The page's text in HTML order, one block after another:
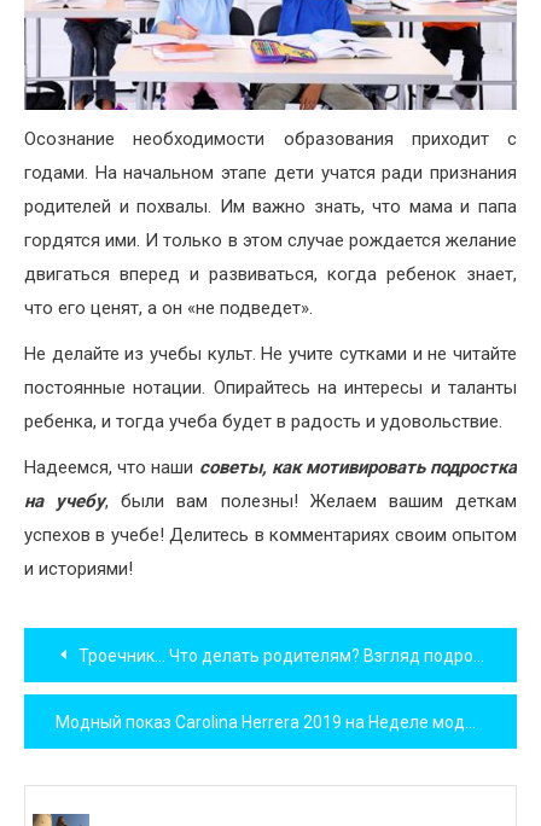
Осознание необходимости образования приходит с
годами. На начальном этапе дети учатся ради признания
родителей и похвалы. Им важно знать, что мама и папа
гордятся ими. И только в этом случае рождается желание
двигаться вперед и развиваться, когда ребенок знает,
что его ценят, а он «не подведет».
Не делайте из учебы культ. Не учите сутками и не читайте
постоянные нотации. Опирайтесь на интересы и таланты
ребенка, и тогда учеба будет в радость и удовольствие.
Надеемся, что наши советы, как мотивировать подростка
на учебу, были вам полезны! Желаем вашим деткам
успехов в учебе! Делитесь в комментариях своим опытом
и историями!
Навигация
по
записям
Троечник… Что делать родителям? Взгляд подростка.